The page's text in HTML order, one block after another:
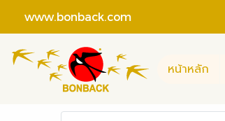
www.bonback.com
หน้าหลัก